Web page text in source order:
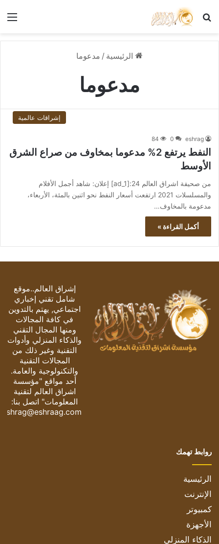
بحث عن
الرئيسية / مدعوما
مدعوما
إشراقات عالمية
eshrag
0
84
النفط يرتفع 2% مدعوما بمخاوف من صراع الشرق
الأوسط
من صحيفة اشراق العالم 24:[ad_1] إعلان: شاهد أجمل الأفلام
والمسلسلات 2021 ارتفعت أسعار النفط نحو اثنين بالمئة، الأربعاء،
مدعومة بالمخاوف…
أكمل القراءة »
إشراق العالم..موقع
شامل تقني إخباري
اجتماعي, يهتم بالتدوين
في كافة المجالات
ومنها المجال التقني
والذكاء المنزلي وأدوات
التقنية وغير ذلك من
المجالات التقنية
والتكنولوجية والعامة.
أحد مواقع "مؤسسة
اشراق العالم لتقنية
المعلومات" اتصل بنا:
eshrag@eshraag.com
روابط تهمك
الرئيسية
الإنترنت
كمبيوتر
الأجهزة
الذكاء المنزلي